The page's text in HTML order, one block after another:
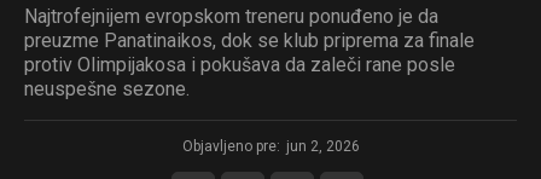
Najtrofejnijem evropskom treneru ponuđeno je da
preuzme Panatinaikos, dok se klub priprema za finale
protiv Olimpijakosa i pokušava da zaleči rane posle
neuspešne sezone.
Objavljeno pre: jun 2, 2026